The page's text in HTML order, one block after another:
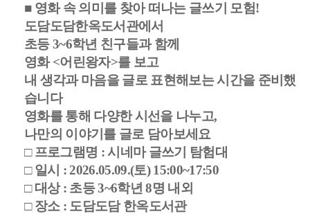
■ 영화 속 의미를 찾아 떠나는 글쓰기 모험!
도담도담한옥도서관에서
초등3~6학년 친구들과 함께
영화<어린왕자>를 보고
내 생각과 마음을 글로 표현해보는 시간을 준비했
습니다
영화를 통해 다양한 시선을 나누고,
나만의 이야기를 글로 담아보세요
□프로그램명 : 시네마 글쓰기 탐험대
□일시 : 2026.05.09.(토) 15:00~17:50
□대상: 초등3~6학년8명 내외
□장소 : 도담도담 한옥도서관